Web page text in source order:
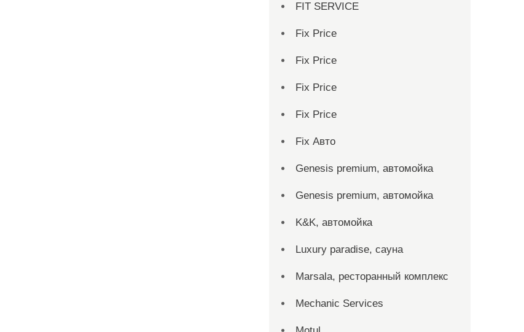
FIT SERVICE
Fix Price
Fix Price
Fix Price
Fix Price
Fix Авто
Genesis premium, автомойка
Genesis premium, автомойка
K&K, автомойка
Luxury paradise, сауна
Marsala, ресторанный комплекс
Mechanic Services